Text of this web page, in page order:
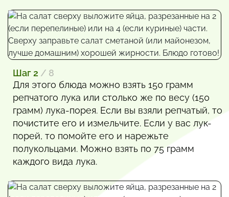
Шаг 2 / 8
Для этого блюда можно взять 150 грамм
репчатого лука или столько же по весу (150
грамм) лука-порея. Если вы взяли репчатый, то
почистите его и измельчите. Если у вас лук-
порей, то помойте его и нарежьте
полукольцами. Можно взять по 75 грамм
каждого вида лука.